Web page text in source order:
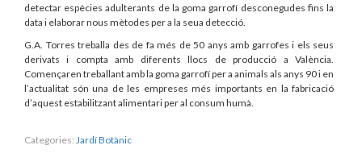
detectar espècies adulterants de la goma garrofí desconegudes fins la
data i elaborar nous mètodes per a la seua detecció.
G.A. Torres treballa des de fa més de 50 anys amb garrofes i els seus
derivats i compta amb diferents llocs de producció a València.
Començaren treballant amb la goma garrofí per a animals als anys 90 i en
l’actualitat són una de les empreses més importants en la fabricació
d’aquest estabilitzant alimentari per al consum humà.
Categories: Jardí Botànic